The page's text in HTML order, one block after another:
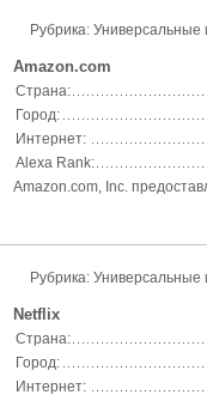
Рубрика: Универсальные
Amazon.com
Страна:
Город:
Интернет:
Alexa Rank:
Amazon.com, Inc.
Рубрика: Универсальные
Netflix
Страна:
Город:
Интернет: